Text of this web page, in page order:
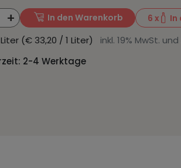
+ In den Warenkorb 6 x In
(€ 33,20 / 1 Liter) inkl. 19% MwSt.
2-4 Werktage